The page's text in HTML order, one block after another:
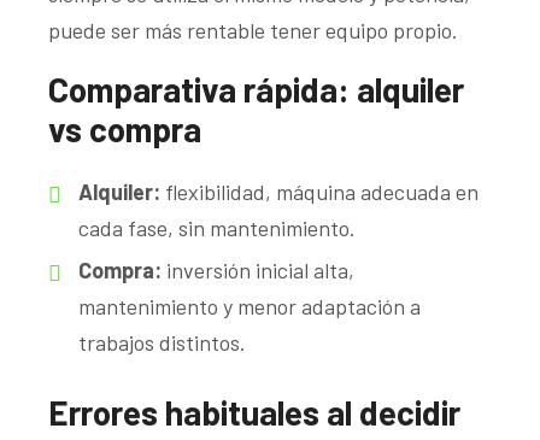
puede ser más rentable tener equipo propio.
Comparativa rápida: alquiler
vs compra
Alquiler: flexibilidad, máquina adecuada en
cada fase, sin mantenimiento.
Compra: inversión inicial alta,
mantenimiento y menor adaptación a
trabajos distintos.
Errores habituales al decidir